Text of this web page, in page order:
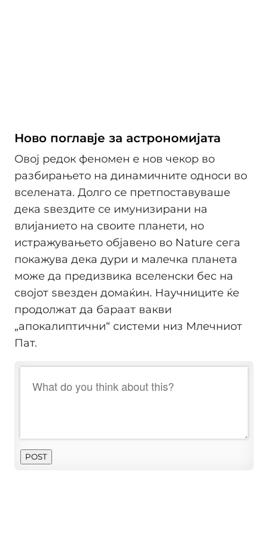
Ново поглавје за астрономијата
Овој редок феномен е нов чекор во
разбирањето на динамичните односи во
вселената. Долго се претпоставуваше
дека ѕвездите се имунизирани на
влијанието на своите планети, но
истражувањето објавено во Nature сега
покажува дека дури и малечка планета
може да предизвика вселенски бес на
својот ѕвезден домаќин. Научниците ќе
продолжат да бараат вакви
„апокалиптични“ системи низ Млечниот
Пат.
POST